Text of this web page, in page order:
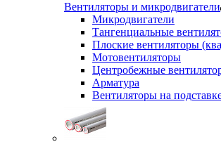
Вентиляторы и микродвигатели
Микродвигатели
Тангенциальные
Плоские вентиляторы
Мотовентиляторы
Центробежные
Арматура
Вентиляторы на